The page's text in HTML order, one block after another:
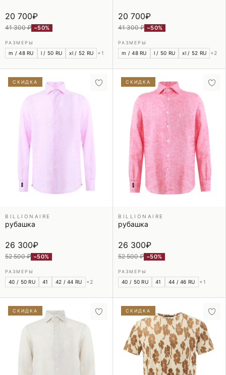
20 700₽
41 300 ₽ −50%
РАЗМЕРЫ
m / 48 RU l / 50 RU xl / 52 RU +1
20 700₽
41 300 ₽ −50%
РАЗМЕРЫ
m / 48 RU l / 50 RU xl / 52 RU +2
СКИДКА
BILLIONAIRE
рубашка
26 300₽
52 500 ₽ −50%
РАЗМЕРЫ
40 / 50 RU 41 42 / 44 RU +2
СКИДКА
BILLIONAIRE
рубашка
26 300₽
52 500 ₽ −50%
РАЗМЕРЫ
40 / 50 RU 41 44 / 46 RU +1
СКИДКА СКИДКА